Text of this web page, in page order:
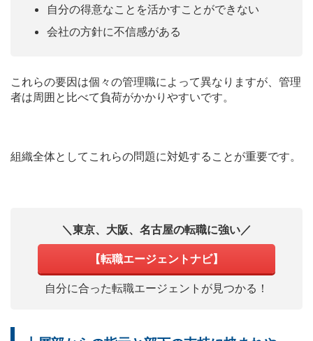
自分の得意なことを活かすことができない
会社の方針に不信感がある
これらの要因は個々の管理職によって異なりますが、管理
者は周囲と比べて負荷がかかりやすいです。
組織全体としてこれらの問題に対処することが重要です。
＼東京、大阪、名古屋の転職に強い／
【転職エージェントナビ】
自分に合った転職エージェントが見つかる！